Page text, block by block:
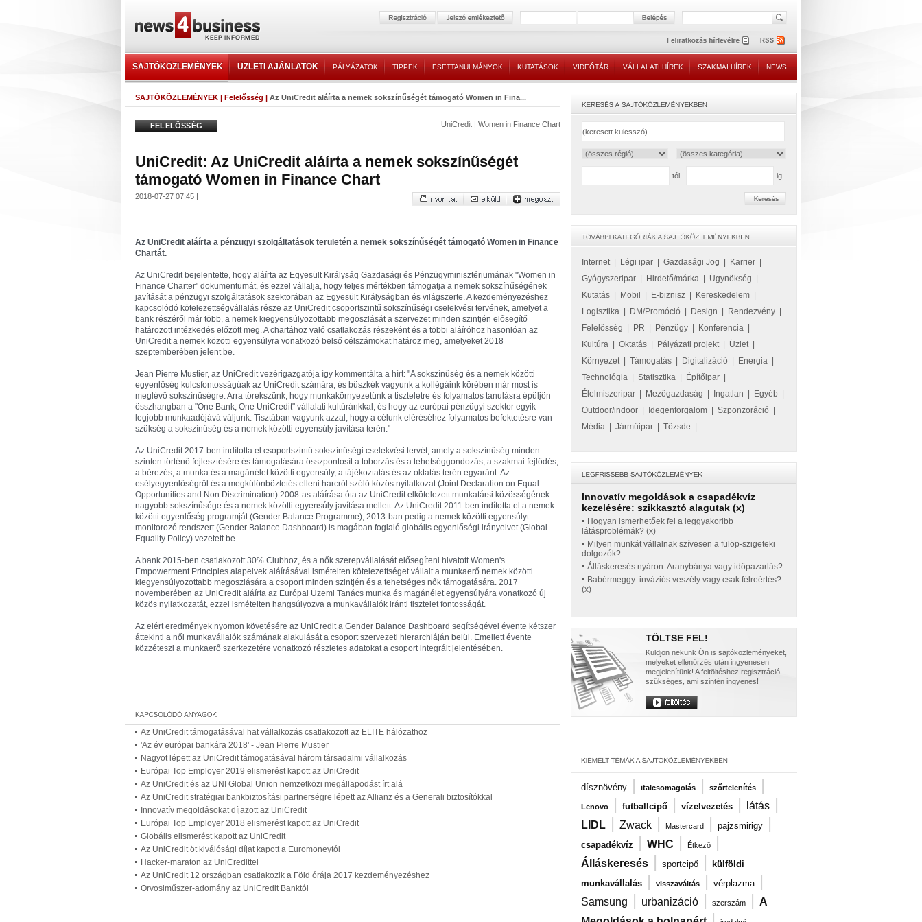
SAJTÓKÖZLEMÉNYEK ÜZLETI AJÁNLATOK PÁLYÁZATOK TIPPEK ESETTANULMÁNYOK KUTATÁSOK VIDEÓTÁR VÁLLALATI HÍREK SZAKMAI HÍREK NEWS
SAJTÓKÖZLEMÉNYEK | Felelősség | Az UniCredit aláírta a nemek sokszínűségét támogató Women in Fina...
FELELŐSSÉG UniCredit | Women in Finance Chart
UniCredit: Az UniCredit aláírta a nemek sokszínűségét
támogató Women in Finance Chart
2018-07-27 07:45 |
Az UniCredit aláírta a pénzügyi szolgáltatások területén a nemek sokszínűségét támogató Women in Finance
Chartát.
Az UniCredit bejelentette, hogy aláírta az Egyesült Királyság Gazdasági és Pénzügyminisztériumának "Women in
Finance Charter" dokumentumát, és ezzel vállalja, hogy teljes mértékben támogatja a nemek sokszínűségének
javítását a pénzügyi szolgáltatások szektorában az Egyesült Királyságban és világszerte. A kezdeményezéshez
kapcsolódó kötelezettségvállalás része az UniCredit csoportszintű sokszínűségi cselekvési tervének, amelyet a
bank részéről már több, a nemek kiegyensúlyozottabb megoszlását a szervezet minden szintjén elősegítő
határozott intézkedés előzött meg. A chartához való csatlakozás részeként és a többi aláíróhoz hasonlóan az
UniCredit a nemek közötti egyensúlyra vonatkozó belső célszámokat határoz meg, amelyeket 2018
szeptemberében jelent be.
Jean Pierre Mustier, az UniCredit vezérigazgatója így kommentálta a hírt: "A sokszínűség és a nemek közötti
egyenlőség kulcsfontosságúak az UniCredit számára, és büszkék vagyunk a kollégáink körében már most is
meglévő sokszínűségre. Arra törekszünk, hogy munkakörnyezetünk a tiszteletre és folyamatos tanulásra épüljön
összhangban a "One Bank, One UniCredit" vállalati kultúránkkal, és hogy az európai pénzügyi szektor egyik
legjobb munkaadójává váljunk. Tisztában vagyunk azzal, hogy a célunk eléréséhez folyamatos befektetésre van
szükség a sokszínűség és a nemek közötti egyensúly javítása terén."
Az UniCredit 2017-ben indította el csoportszintű sokszínűségi cselekvési tervét, amely a sokszínűség minden
szinten történő fejlesztésére és támogatására összpontosít a toborzás és a tehetséggondozás, a szakmai fejlődés,
a bérezés, a munka és a magánélet közötti egyensúly, a tájékoztatás és az oktatás terén egyaránt. Az
esélyegyenlőségről és a megkülönböztetés elleni harcról szóló közös nyilatkozat (Joint Declaration on Equal
Opportunities and Non Discrimination) 2008-as aláírása óta az UniCredit elkötelezett munkatársi közösségének
nagyobb sokszínűsége és a nemek közötti egyensúly javítása mellett. Az UniCredit 2011-ben indította el a nemek
közötti egyenlőség programját (Gender Balance Programme), 2013-ban pedig a nemek közötti egyensúlyt
monitorozó rendszert (Gender Balance Dashboard) is magában foglaló globális egyenlőségi irányelvet (Global
Equality Policy) vezetett be.
A bank 2015-ben csatlakozott 30% Clubhoz, és a nők szerepvállalását elősegíteni hivatott Women's
Empowerment Principles alapelvek aláírásával ismételten kötelezettséget vállalt a munkaerő nemek közötti
kiegyensúlyozottabb megoszlására a csoport minden szintjén és a tehetséges nők támogatására. 2017
novemberében az UniCredit aláírta az Európai Üzemi Tanács munka és magánélet egyensúlyára vonatkozó új
közös nyilatkozatát, ezzel ismételten hangsúlyozva a munkavállalók iránti tisztelet fontosságát.
Az elért eredmények nyomon követésére az UniCredit a Gender Balance Dashboard segítségével évente kétszer
áttekinti a női munkavállalók számának alakulását a csoport szervezeti hierarchiáján belül. Emellett évente
közzéteszi a munkaerő szerkezetére vonatkozó részletes adatokat a csoport integrált jelentésében.
Az UniCredit támogatásával hat vállalkozás csatlakozott az ELITE hálózathoz
'Az év európai bankára 2018' - Jean Pierre Mustier
Nagyot lépett az UniCredit támogatásával három társadalmi vállalkozás
Európai Top Employer 2019 elismerést kapott az UniCredit
Az UniCredit és az UNI Global Union nemzetközi megállapodást írt alá
Az UniCredit stratégiai bankbiztosítási partnerségre lépett az Allianz és a Generali biztosítókkal
Innovatív megoldásokat díjazott az UniCredit
Európai Top Employer 2018 elismerést kapott az UniCredit
Globális elismerést kapott az UniCredit
Az UniCredit öt kiválósági díjat kapott a Euromoneytól
Hacker-maraton az UniCredittel
Az UniCredit 12 országban csatlakozik a Föld órája 2017 kezdeményezéshez
Orvosiműszer-adomány az UniCredit Banktól
-tól -ig
Internet| Légi ipar Gazdasági Jog Karrier
Gyógyszeripar
Hirdető/márka Ügynökség
Kutatás
Mobil E-biznisz Kereskedelem
Logisztika
DM/Promóció Design Rendezvény
Felelősség
PR Pénzügy Konferencia
Kultúra
Oktatás Pályázati projekt| Üzlet|
Környezet| Támogatás Digitalizáció Energia
Technológia
Statisztika Építőipar
Élelmiszeripar
Mezőgazdaság Ingatlan Egyéb
Outdoor/indoor
Idegenforgalom Szponzoráció
Média
Járműipar Tőzsde
Innovatív megoldások a csapadékvíz
kezelésére: szikkasztó alagutak (x)
Hogyan ismerhetőek fel a leggyakoribb
látásproblémák? (x)
Milyen munkát vállalnak szívesen a fülöp-szigeteki
dolgozók?
Álláskeresés nyáron: Aranybánya vagy időpazarlás?
Babérmeggy: inváziós veszély vagy csak félreértés?
(x)
TÖLTSE FEL!
Küldjön nekünk Ön is sajtóközleményeket,
melyeket ellenőrzés után ingyenesen
megjelenítünk! A feltöltéshez regisztráció
szükséges, ami szintén ingyenes!
dísznövény | italcsomagolás | szőrtelenítés |
Lenovo | futballcipő | vízelvezetés | látás |
LIDL | Zwack | Mastercard | pajzsmirigy |
csapadékvíz | WHC | Étkező |
Álláskeresés | sportcipő |
külföldi
munkavállalás | visszaváltás | vérplazma |
Samsung | urbanizáció | szerszám | A